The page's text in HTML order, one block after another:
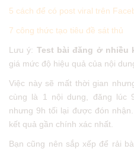
5 cách để có post viral trên
7 công thức tạo tiêu đề sát thủ
Lưu ý: Test bài đăng ở nhiều
giá mức độ hiệu quả của nội
Việc này sẽ mất thời gian
cùng là 1 nội dung, đăng lúc
nhưng 9h tối lại được đón
kết quả gần chính xác nhất.
Bạn cũng nên sắp xếp để rải